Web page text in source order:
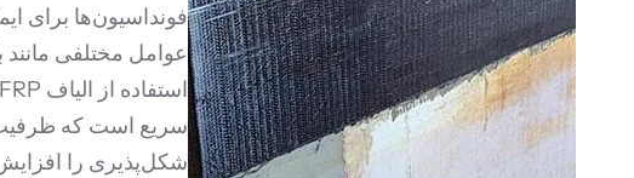
فونداسیون‌ها برای
عوامل مختلفی
سریع است که ظرفیت
شکل‌پذیری را